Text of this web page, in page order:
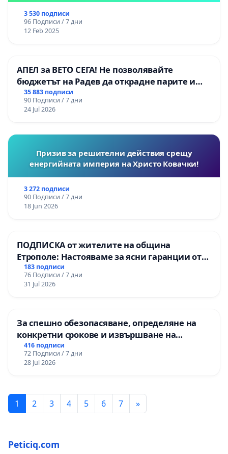
3 530 подписи
96 Подписи / 7 дни
12 Feb 2025
АПЕЛ за ВЕТО СЕГА! Не позволявайте
бюджетът на Радев да открадне парите и
правата ни в тъмното
35 883 подписи
90 Подписи / 7 дни
24 Jul 2026
Призив за решителни действия срещу
енергийната империя на Христо Ковачки!
3 272 подписи
90 Подписи / 7 дни
18 Jun 2026
ПОДПИСКА от жителите на община
Етрополе: Настояваме за ясни гаранции от
“Елаците-МЕД” АД и от държавата, че ще се
изпълнят всички екологични норми!
183 подписи
76 Подписи / 7 дни
31 Jul 2026
За спешно обезопасяване, определяне на
конкретни срокове и извършване на
цялостна рехабилитация на
републиканския път между пътен възел АМ
„Тракия“ - гр. Ихтиман - с. Мирово - к.к.
416 подписи
72 Подписи / 7 дни
28 Jul 2026
1 2 3 4 5 6 7 »
Peticiq.com